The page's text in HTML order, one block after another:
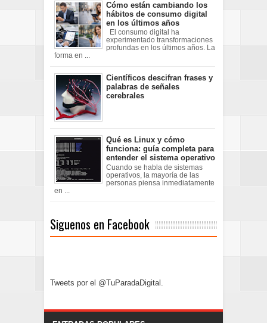
Cómo están cambiando los
hábitos de consumo digital
en los últimos años
El consumo digital ha
experimentado transformaciones
profundas en los últimos años. La
forma en ...
Científicos descifran frases y
palabras de señales
cerebrales
Qué es Linux y cómo
funciona: guía completa para
entender el sistema operativo
Cuando se habla de sistemas
operativos, la mayoría de las
personas piensa inmediatamente
en ...
Siguenos en Facebook
Tweets por el @TuParadaDigital.